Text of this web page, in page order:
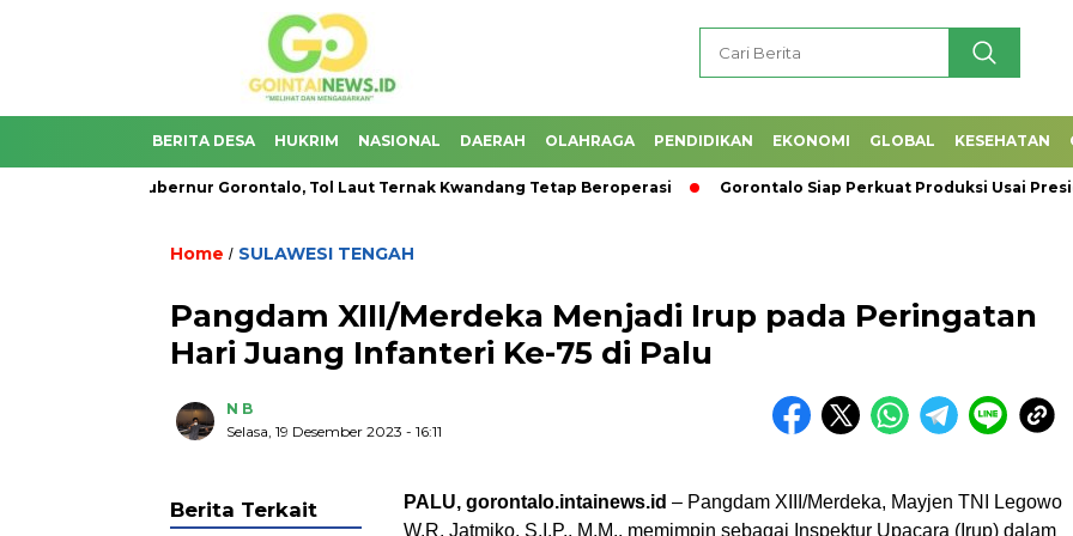
BERITA DESA HUKRIM NASIONAL DAERAH OLAHRAGA PENDIDIKAN EKONOMI GLOBAL KESEHATAN
Gubernur Gorontalo, Tol Laut Ternak Kwandang Tetap Beroperasi Gorontalo Siap Perkuat Produksi Usai Presiden
Home / SULAWESI TENGAH
Pangdam XIII/Merdeka Menjadi Irup pada Peringatan
Hari Juang Infanteri Ke-75 di Palu
N B
Selasa, 19 Desember 2023 - 16:11
PALU, gorontalo.intainews.id – Pangdam XIII/Merdeka, Mayjen TNI Legowo
W.R. Jatmiko, S.I.P., M.M., memimpin sebagai Inspektur Upacara (Irup) dalam
Berita Terkait